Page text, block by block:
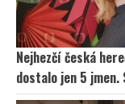
Nejhezčí česká
dostalo jen 5